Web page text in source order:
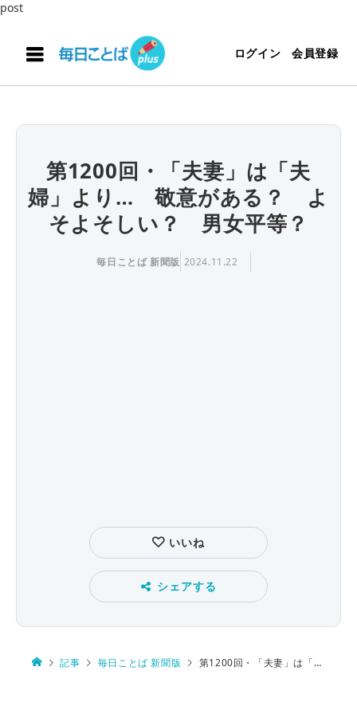
post
ログイン 会員登録
第1200回・「夫妻」は「夫
婦」より… 敬意がある？ よ
そよそしい？ 男女平等？
毎日ことば 新聞版 2024.11.22
いいね
シェアする
記事 毎日ことば 新聞版 第1200回・「夫妻」は「夫婦」より… 敬意がある？ よそよそしい？ 男女平等？